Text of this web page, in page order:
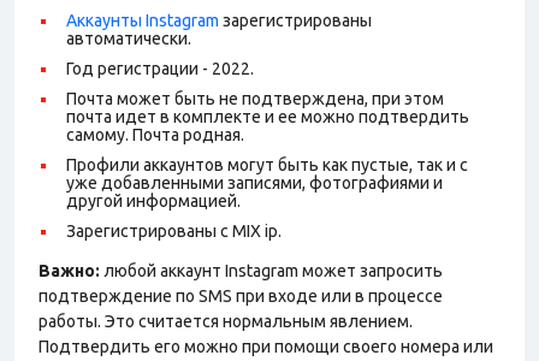
Аккаунты Instagram зарегистрированы
автоматически.
Год регистрации - 2022.
Почта может быть не подтверждена, при этом
почта идет в комплекте и ее можно подтвердить
самому. Почта родная.
Профили аккаунтов могут быть как пустые, так и с
уже добавленными записями, фотографиями и
другой информацией.
Зарегистрированы с MIX ip.
Важно: любой аккаунт Instagram может запросить
подтверждение по SMS при входе или в процессе
работы. Это считается нормальным явлением.
Подтвердить его можно при помощи своего номера или